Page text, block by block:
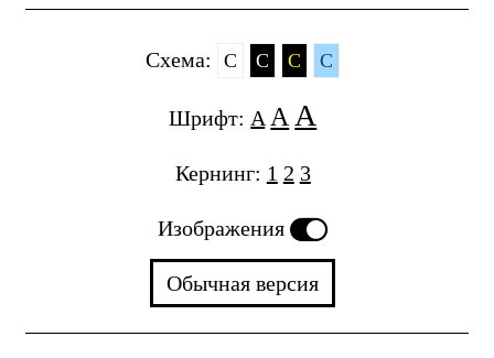
Cхема: C C C C
Шрифт: A A A
Кернинг: 1 2 3
Изображения
Обычная версия